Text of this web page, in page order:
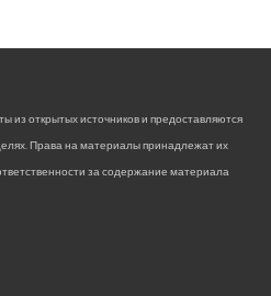
из открытых источников и предоставляются
Права на материалы принадлежат их
за содержание материала